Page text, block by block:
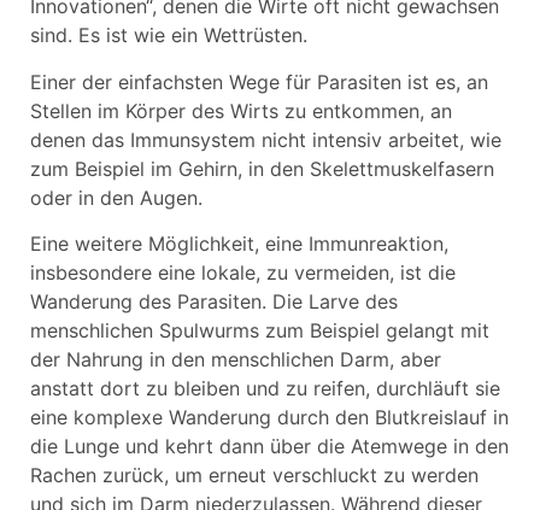
Innovationen“, denen die Wirte oft nicht gewachsen
sind. Es ist wie ein Wettrüsten.
Einer der einfachsten Wege für Parasiten ist es, an
Stellen im Körper des Wirts zu entkommen, an
denen das Immunsystem nicht intensiv arbeitet, wie
zum Beispiel im Gehirn, in den Skelettmuskelfasern
oder in den Augen.
Eine weitere Möglichkeit, eine Immunreaktion,
insbesondere eine lokale, zu vermeiden, ist die
Wanderung des Parasiten. Die Larve des
menschlichen Spulwurms zum Beispiel gelangt mit
der Nahrung in den menschlichen Darm, aber
anstatt dort zu bleiben und zu reifen, durchläuft sie
eine komplexe Wanderung durch den Blutkreislauf in
die Lunge und kehrt dann über die Atemwege in den
Rachen zurück, um erneut verschluckt zu werden
und sich im Darm niederzulassen. Während dieser